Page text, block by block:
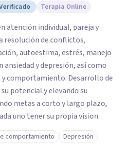
Terapia Online
atención individual, pareja y
resolución de conflictos,
autoestima, estrés, manejo
ansiedad y depresión, así como
comportamiento. Desarrollo de
potencial y elevando su
metas a corto y largo plazo,
uno tener su propia vision.
comportamiento
Depresión